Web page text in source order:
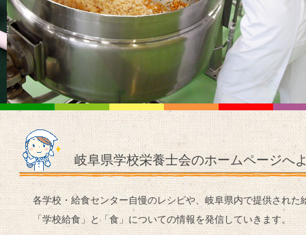
岐阜県学校栄養士会のホームページへ
各学校・給食センター自慢のレシピや、岐阜県内で提供され
「学校給食」と「食」についての情報を発信していきます。